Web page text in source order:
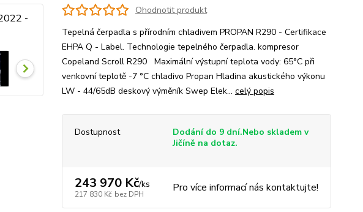
Ohodnotit produkt
Tepelná čerpadla s přírodním chladivem PROPAN R290 - Certifikace
EHPA Q - Label. Technologie tepelného čerpadla. kompresor
Copeland Scroll R290 Maximální výstupní teplota vody: 65°C při
venkovní teplotě -7 °C chladivo Propan Hladina akustického výkonu
LW - 44/65dB deskový výměník Swep Elek... celý popis
Dostupnost
Dodání do 9 dní.Nebo skladem v
Jičíně na dotaz.
243 970 Kč/ks
217 830 Kč bez DPH Pro více informací nás kontaktujte!